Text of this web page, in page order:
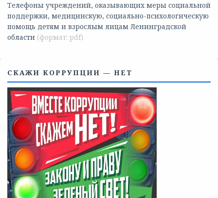
Телефоны учреждений, оказывающих меры социальной
поддержки, медицинскую, социально-психологическую
помощь детям и взрослым лицам Ленинградской